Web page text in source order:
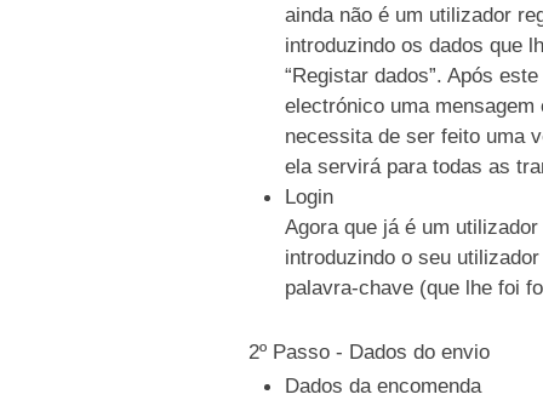
ainda não é um utilizador
introduzindo os dados que
“Registar dados”. Após
electrónico uma
necessita de ser feito uma
ela servirá para todas as
Login
Agora que já é um
introduzindo o seu
palavra-chave (que lhe foi
2º Passo - Dados do envio
Dados da encomenda